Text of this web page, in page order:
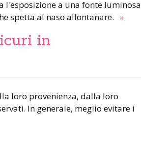
l'esposizione a una fonte luminosa
spetta al naso allontanare. »
in
loro provenienza, dalla loro
In generale, meglio evitare i